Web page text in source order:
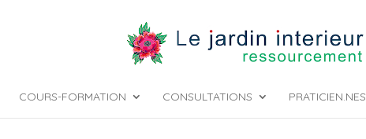
COURS-FORMATION CONSULTATIONS PRATICIEN.NES